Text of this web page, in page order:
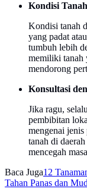
Kondisi
Kondisi tanah
yang padat
tumbuh lebih
memiliki tanah
mendorong
Konsultasi
Jika ragu,
pembibitan
mengenai
tanah di
mencegah
Baca Juga12
Tahan Panas dan